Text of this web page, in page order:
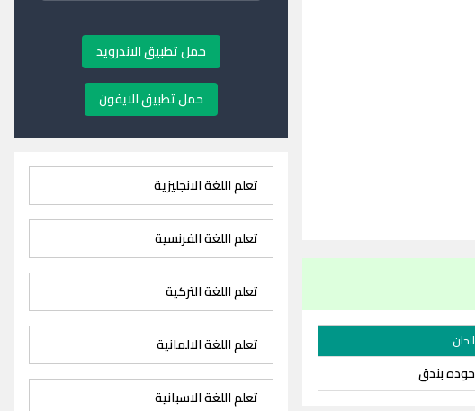
الحان
حوده بندق
حمل تطبيق الاندرويد
حمل تطبيق الايفون
تعلم اللغة الانجليزية
تعلم اللغة الفرنسية
تعلم اللغة التركية
تعلم اللغة الالمانية
تعلم اللغة الاسبانية